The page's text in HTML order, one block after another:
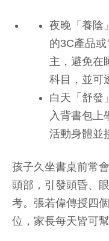
夜晚「養陰
的3C產品
主，避免在
科目，並可
白天「舒發
入背書包上
活動身體並
孩子久坐書桌前常
頭部，引發頭昏、
考。張若偉傳授四
位，家長每天皆可